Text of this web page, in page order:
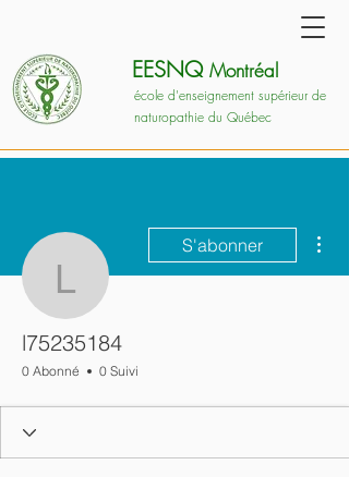
école d'enseignement supérieur de
naturopathie du Québec
EESNQ Montréal
l75235184
S'abonner
l75235184
0 Abonné 0 Suivi